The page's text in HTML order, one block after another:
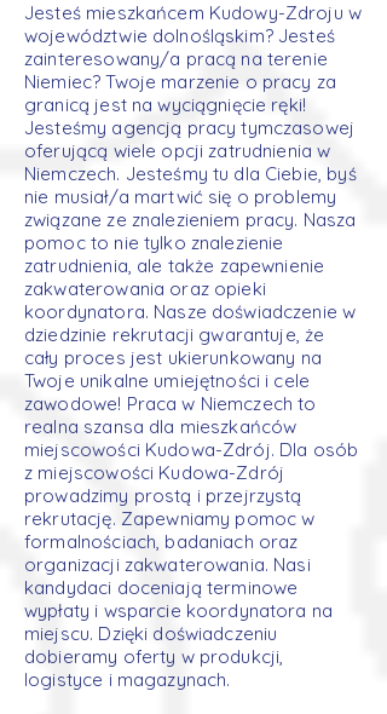
Jesteś mieszkańcem Kudowy-Zdroju w
województwie dolnośląskim? Jesteś
zainteresowany/a pracą na terenie
Niemiec? Twoje marzenie o pracy za
granicą jest na wyciągnięcie ręki!
Jesteśmy agencją pracy tymczasowej
oferującą wiele opcji zatrudnienia w
Niemczech. Jesteśmy tu dla Ciebie, byś
nie musiał/a martwić się o problemy
związane ze znalezieniem pracy. Nasza
pomoc to nie tylko znalezienie
zatrudnienia, ale także zapewnienie
zakwaterowania oraz opieki
koordynatora. Nasze doświadczenie w
dziedzinie rekrutacji gwarantuje, że
cały proces jest ukierunkowany na
Twoje unikalne umiejętności i cele
zawodowe! Praca w Niemczech to
realna szansa dla mieszkańców
miejscowości Kudowa-Zdrój. Dla osób
z miejscowości Kudowa-Zdrój
prowadzimy prostą i przejrzystą
rekrutację. Zapewniamy pomoc w
formalnościach, badaniach oraz
organizacji zakwaterowania. Nasi
kandydaci doceniają terminowe
wypłaty i wsparcie koordynatora na
miejscu. Dzięki doświadczeniu
dobieramy oferty w produkcji,
logistyce i magazynach.